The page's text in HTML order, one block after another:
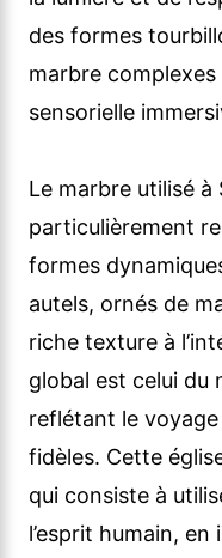
des formes
marbre
sensorielle
Le marbre utilisé à
particulièrement
formes
autels, ornés de
riche texture à
global est celui du
reflétant le
fidèles. Cette
qui consiste à
l’esprit humain,